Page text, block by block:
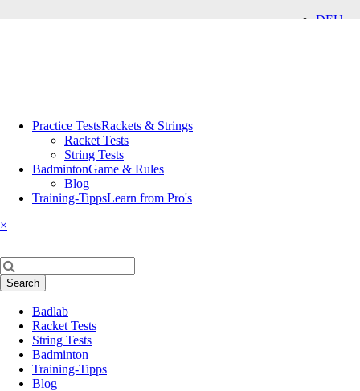
DEU
navigationPractice TestsRackets & Strings
Racket Tests
String Tests
BadmintonGame & Rules
Blog
Training-TippsLearn from Pro's
×
Keywords
Search
navigationBadlab
Racket Tests
String Tests
Badminton
Training-Tipps
Blog